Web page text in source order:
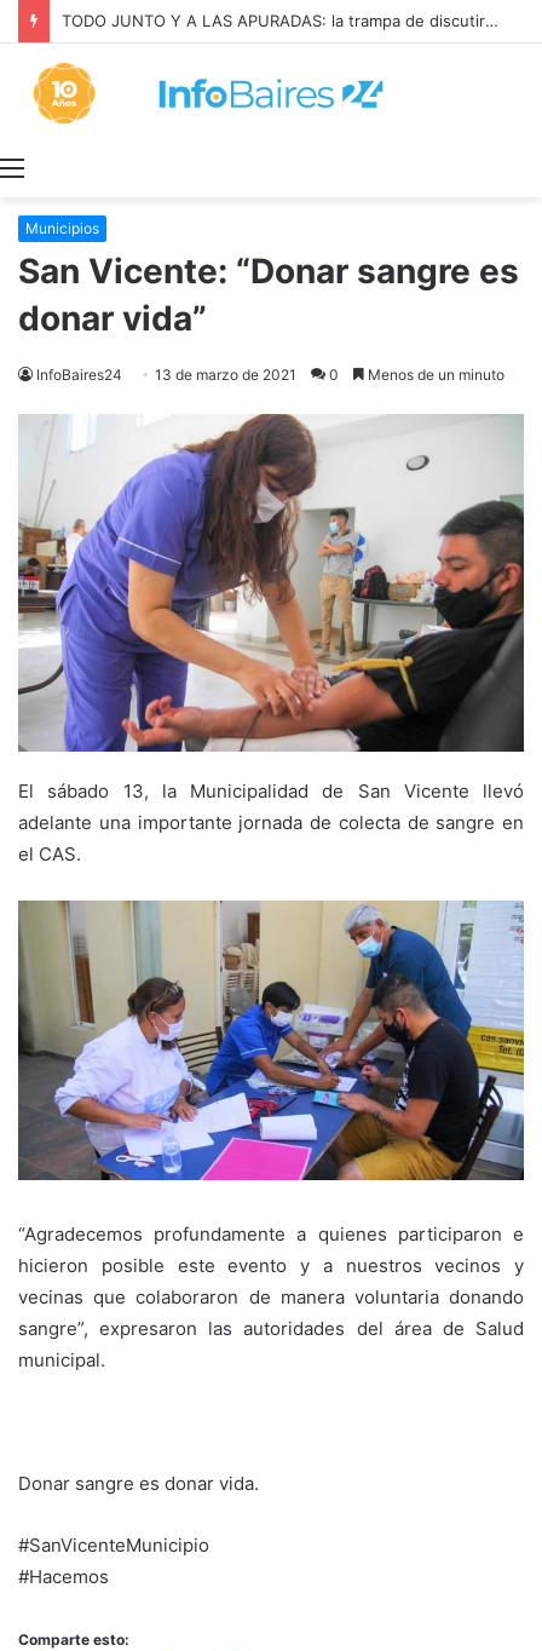
La INFLACIÓN de CABA se DISPARÓ al 2,9% en JULIO: 19,4% en 2026
Municipios
San Vicente: “Donar sangre es
donar vida”
InfoBaires24 13 de marzo de 2021 0 Menos de un minuto
El sábado 13, la Municipalidad de San Vicente llevó
adelante una importante jornada de colecta de sangre en
el CAS.
“Agradecemos profundamente a quienes participaron e
hicieron posible este evento y a nuestros vecinos y
vecinas que colaboraron de manera voluntaria donando
sangre”, expresaron las autoridades del área de Salud
municipal.
Donar sangre es donar vida.
#SanVicenteMunicipio
#Hacemos
Comparte esto: